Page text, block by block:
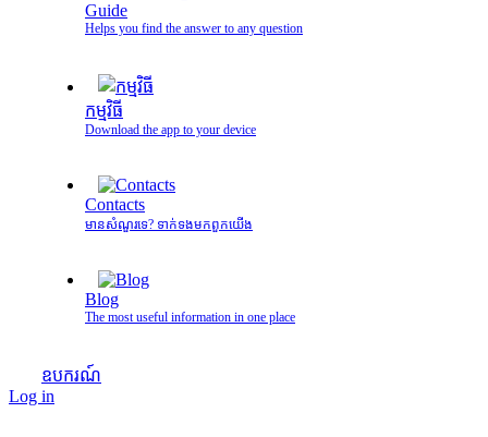
Guide
Helps you find the answer to any question
កម្មវិធី
Download the app to your device
Contacts
មានសំណួរទេ? ទាក់ទងមកពួកយើង
Blog
The most useful information in one place
ឧបករណ៍
Log in